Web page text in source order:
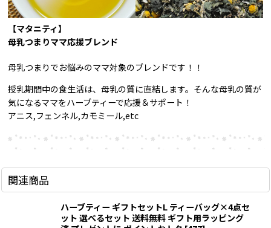
【マタニティ】
母乳つまりママ応援ブレンド
母乳つまりでお悩みのママ対象のブレンドです！！
授乳期間中の食生活は、母乳の質に直結します。そんな母乳の質が
気になるママをハーブティーで応援＆サポート！
アニス,フェンネル,カモミール,etc
関連商品
ハーブティー ギフトセットL ティーバッグ×4点セ
ット 選べるセット 送料無料 ギフト用ラッピング